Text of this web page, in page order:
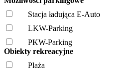
Stacja ładująca E-Auto
LKW-Parking
PKW-Parking
Obiekty rekreacyjne
Plaża